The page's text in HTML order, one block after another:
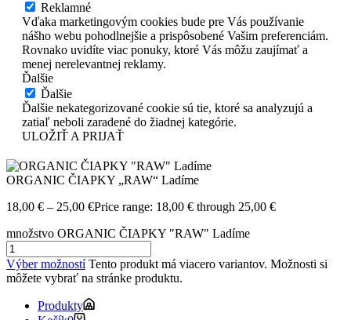
Reklamné
Vďaka marketingovým cookies bude pre Vás používanie
nášho webu pohodlnejšie a prispôsobené Vašim preferenciám.
Rovnako uvidíte viac ponuky, ktoré Vás môžu zaujímať a
menej nerelevantnej reklamy.
Ďalšie
Ďalšie
Ďalšie nekategorizované cookie sú tie, ktoré sa analyzujú a
zatiaľ neboli zaradené do žiadnej kategórie.
ULOŽIŤ A PRIJAŤ
ORGANIC ČIAPKY „RAW“ Ladíme
18,00 € – 25,00 €Price range: 18,00 € through 25,00 €
množstvo ORGANIC ČIAPKY "RAW" Ladíme
Výber možností Tento produkt má viacero variantov. Možnosti si
môžete vybrať na stránke produktu.
Produkty